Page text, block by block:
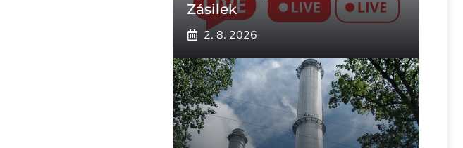
Zásilek
2. 8. 2026